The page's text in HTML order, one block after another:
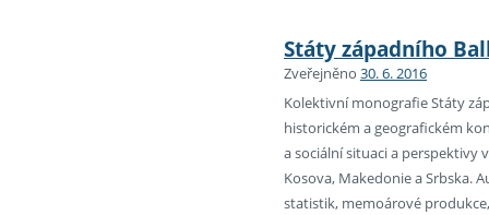
Státy západního
Zveřejněno 30. 6. 2016
Kolektivní monografie Státy
historickém a geografickém
a sociální situaci a perspektivy
Kosova, Makedonie a Srbska.
statistik, memoárové